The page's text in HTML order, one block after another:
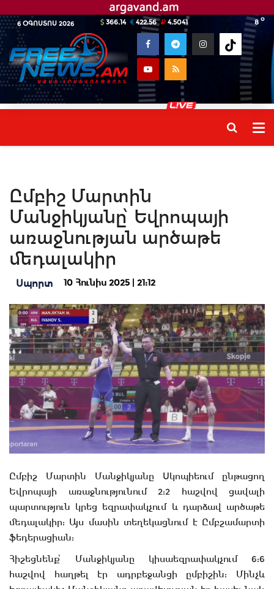
6 ՕԳՈՍՏՈՍ 2026 8 o
366.14 422.56 4.5041
Ըմբիշ Մարտին
Մանջիկյանը՝ Եվրոպայի
առաջնության արծաթե
մեդալակիր
Սպորտ 10 Հունիս 2025 | 21:12
Ըմբիշ Մարտին Մանջիկյանը Սկոպիեում ընթացող
Եվրոպայի առաջնությունում 2:2 հաշվով ցավալի
պարտություն կրեց եզրափակչում և դարձավ արծաթե
մեդալակիր: Այս մասին տեղեկացնում է Ըմբշամարտի
ֆեդերացիան:
Հիշեցնենք՝ Մանջիկյանը կիսաեզրափակչում 6:6
հաշվով հաղթել էր ադրբեջանցի ըմբիշին: Մինչև